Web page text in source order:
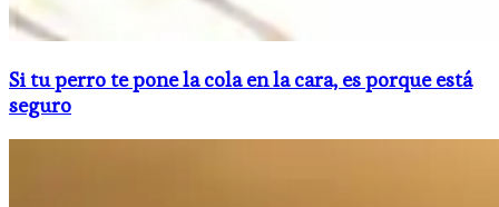
Si tu perro te pone la cola en la cara, es porque está
seguro